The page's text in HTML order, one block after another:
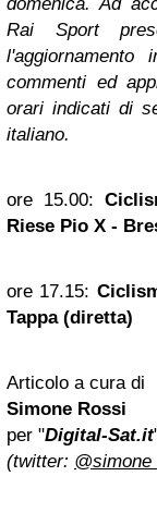
Rai Sport
commenti ed
orari indicati di
italiano.
ore 15.00:
Riese Pio X -
ore 17.15:
Tappa (diretta)
Articolo a cura di
Simone Rossi
per "Digital-Sat.it
(twitter: